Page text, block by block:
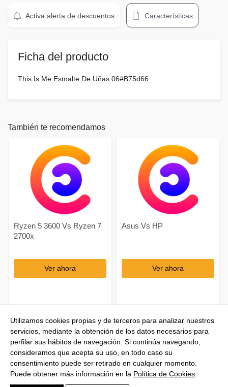
Activa alerta de descuentos Características
Ficha del producto
This Is Me Esmalte De Uñas 06#B75d66
También te recomendamos
Ryzen 5 3600 Vs Ryzen 7
2700x
Ver ahora
Asus Vs HP
Ver ahora
Utilizamos cookies propias y de terceros para analizar nuestros
servicios, mediante la obtención de los datos necesarios para
perfilar sus hábitos de navegación. Si continúa navegando,
consideramos que acepta su uso, en todo caso su
consentimiento puede ser retirado en cualquier momento.
Puede obtener más información en la Política de Cookies